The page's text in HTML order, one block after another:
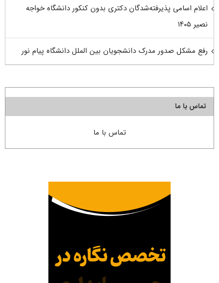
اعلام اسامی پذیرفته‌شدگان دکتری بدون کنکور دانشگاه خواجه
نصیر ۱۴۰۵
رفع مشکل صدور مدرک دانشجویان بین الملل دانشگاه پیام نور
تماس با ما
تماس با ما